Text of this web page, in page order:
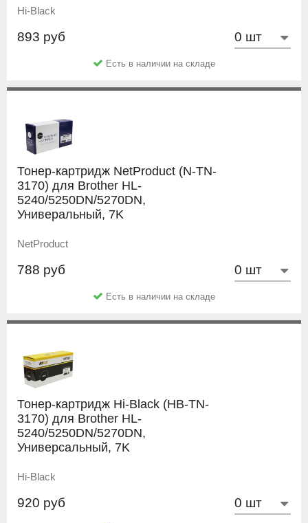
Hi-Black
893 руб
Есть в наличии на складе
Тонер-картридж NetProduct (N-TN-
3170) для Brother HL-
5240/5250DN/5270DN,
Универальный, 7K
NetProduct
788 руб
Есть в наличии на складе
Тонер-картридж Hi-Black (HB-TN-
3170) для Brother HL-
5240/5250DN/5270DN,
Универсальный, 7K
Hi-Black
920 руб